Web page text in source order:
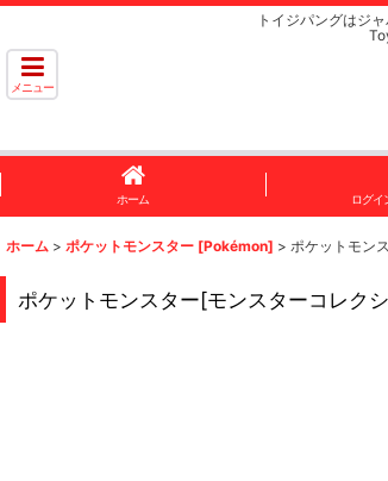
トイジパングはジ
メニュー
ホーム ログイ
ホーム > ポケットモンスター [Pokémon] > ポケットモン
ポケットモンスター[モンスターコレ